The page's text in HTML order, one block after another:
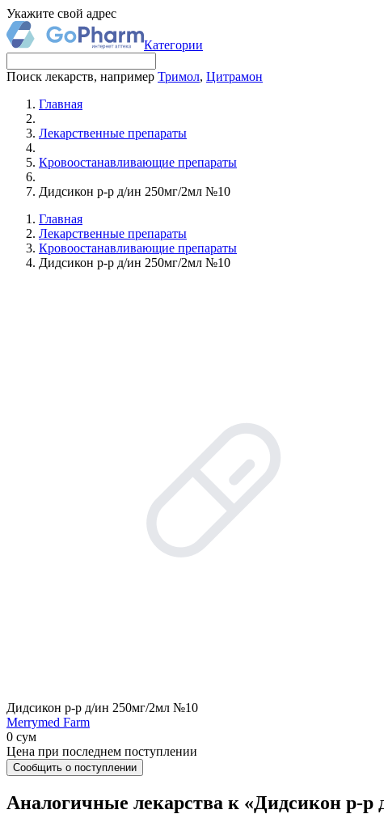
Укажите свой адрес
Категории
Поиск лекарств, например Тримол, Цитрамон
Главная
Лекарственные препараты
Кровоостанавливающие препараты
Дидсикон р-р д/ин 250мг/2мл №10
Главная
Лекарственные препараты
Кровоостанавливающие препараты
Дидсикон р-р д/ин 250мг/2мл №10
Дидсикон р-р д/ин 250мг/2мл №10
Merrymed Farm
0 сум
Цена при последнем поступлении
Сообщить о поступлении
Аналогичные лекарства к «Дидсикон р-р